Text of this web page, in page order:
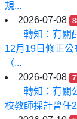
規...
2026-07-08
轉知：有關
12月19日修正
（...
2026-07-08
轉知：有關
校教師採計曾任